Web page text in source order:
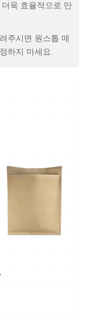
욱 효율적으로 만
주시면 원스톱 매
하지 마세요.